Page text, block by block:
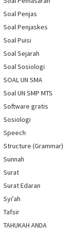
Soal Penjas
Soal Penjaskes
Soal Puisi
Soal Sejarah
Soal Sosiologi
SOAL UN SMA
Soal UN SMP MTS
Software gratis
Sosiologi
Speech
Structure (Grammar)
Sunnah
Surat
Surat Edaran
Syi'ah
Tafsir
TAHUKAH ANDA